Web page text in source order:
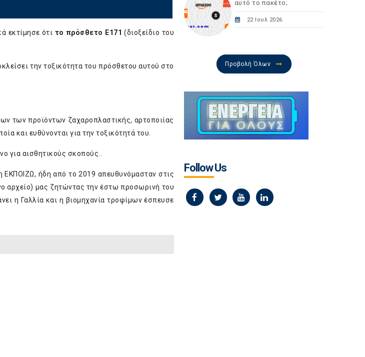
εκτίμησε ότι το πρόσθετο Ε171 (διοξείδιο του
την τοξικότητα του πρόσθετου αυτού στο
των προϊόντων ζαχαροπλαστικής, αρτοποιίας
και ευθύνονται για την τοξικότητά του.
για αισθητικούς σκοπούς..
ήδη από το 2019 απευθυνόμασταν στις
αρχείο) μας ζητώντας την έστω προσωρινή του
η Γαλλία και η βιομηχανία τροφίμων έσπευσε
αυτό το πακέτο;
22 Ιουλ 2026
Προβολή Όλων
Follow Us